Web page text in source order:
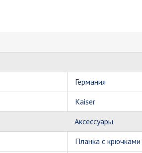
Германия
Kaiser
Аксессуары
Планка с крючками